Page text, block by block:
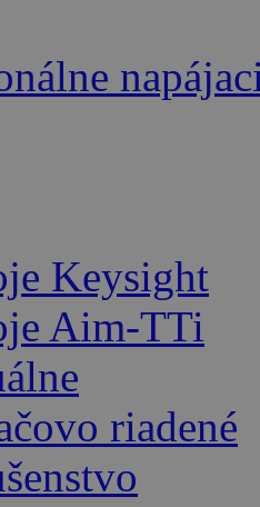
Keysight
Aim-TTi
riadené